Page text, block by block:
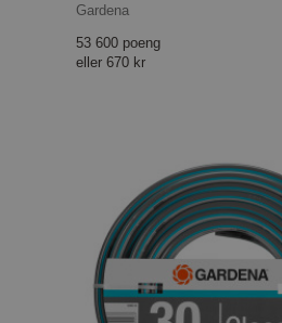
Gardena
53 600 poeng
eller 670 kr